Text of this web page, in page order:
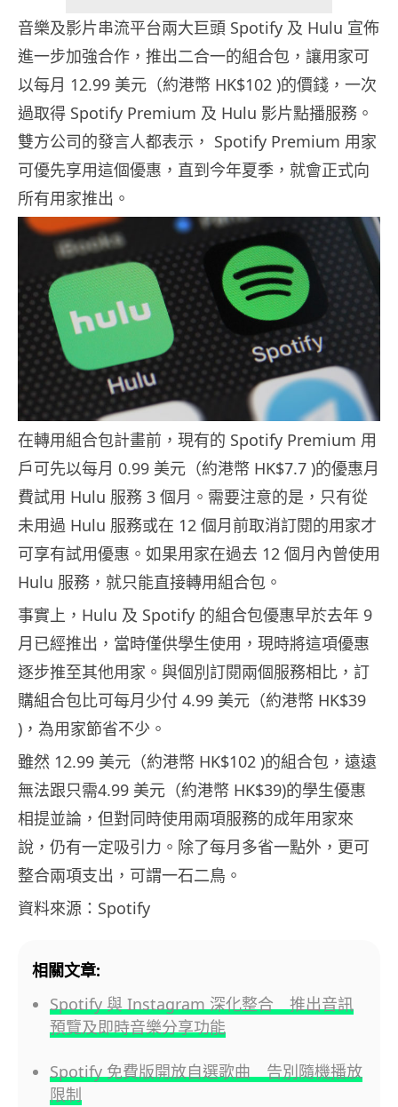
音樂及影片串流平台兩大巨頭 Spotify 及 Hulu 宣佈
進一步加強合作，推出二合一的組合包，讓用家可
以每月 12.99 美元（約港幣 HK$102 )的價錢，一次
過取得 Spotify Premium 及 Hulu 影片點播服務。
雙方公司的發言人都表示， Spotify Premium 用家
可優先享用這個優惠，直到今年夏季，就會正式向
所有用家推出。
在轉用組合包計畫前，現有的 Spotify Premium 用
戶可先以每月 0.99 美元（約港幣 HK$7.7 )的優惠月
費試用 Hulu 服務 3 個月。需要注意的是，只有從
未用過 Hulu 服務或在 12 個月前取消訂閱的用家才
可享有試用優惠。如果用家在過去 12 個月內曾使用
Hulu 服務，就只能直接轉用組合包。
事實上，Hulu 及 Spotify 的組合包優惠早於去年 9
月已經推出，當時僅供學生使用，現時將這項優惠
逐步推至其他用家。與個別訂閱兩個服務相比，訂
購組合包比可每月少付 4.99 美元（約港幣 HK$39
)，為用家節省不少。
雖然 12.99 美元（約港幣 HK$102 )的組合包，遠遠
無法跟只需4.99 美元（約港幣 HK$39)的學生優惠
相提並論，但對同時使用兩項服務的成年用家來
說，仍有一定吸引力。除了每月多省一點外，更可
整合兩項支出，可謂一石二鳥。
資料來源：Spotify
相關文章:
Spotify 與 Instagram 深化整合 推出音訊
預覽及即時音樂分享功能
Spotify 免費版開放自選歌曲 告別隨機播放
限制